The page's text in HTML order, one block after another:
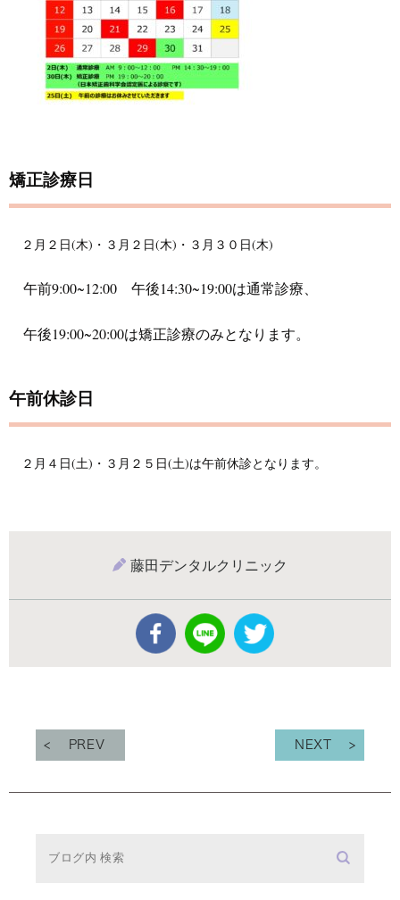
矯正診療日
２月２日(木)・３月２日(木)・３月３０日(木)
午前9:00~12:00 午後14:30~19:00は通常診療、
午後19:00~20:00は矯正診療のみとなります。
午前休診日
２月４日(土)・３月２５日(土)は午前休診となります。
藤田デンタルクリニック
PREV NEXT